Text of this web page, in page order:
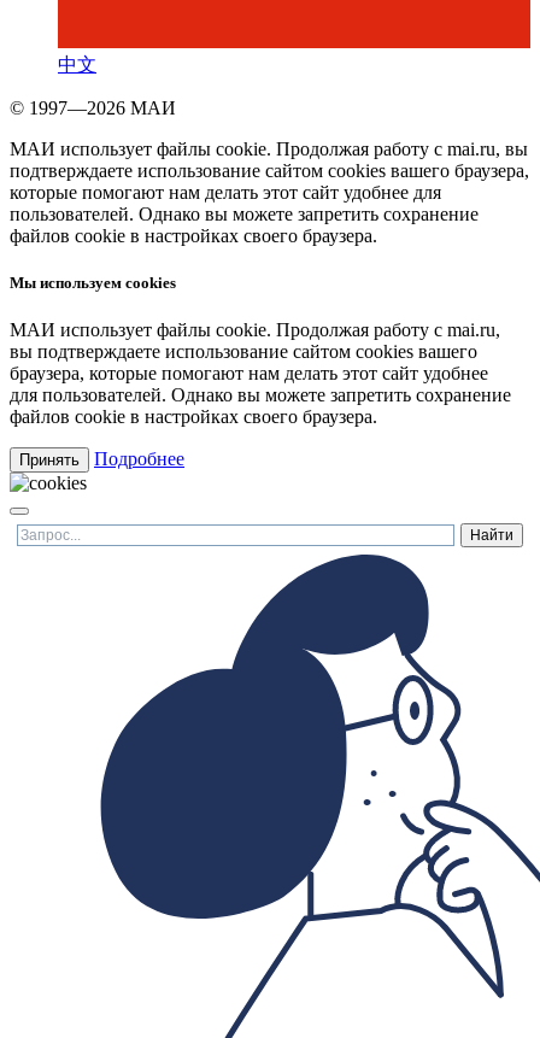
中文
© 1997—2026 МАИ
МАИ использует файлы cookie. Продолжая работу с mai.ru, вы
подтверждаете использование сайтом cookies вашего браузера,
которые помогают нам делать этот сайт удобнее для
пользователей. Однако вы можете запретить сохранение
файлов cookie в настройках своего браузера.
Мы используем cookies
МАИ использует файлы cookie. Продолжая работу с mai.ru,
вы подтверждаете использование сайтом cookies вашего
браузера, которые помогают нам делать этот сайт удобнее
для пользователей. Однако вы можете запретить сохранение
файлов cookie в настройках своего браузера.
Принять Подробнее